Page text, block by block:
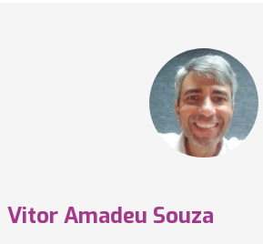
Vitor Amadeu Souza